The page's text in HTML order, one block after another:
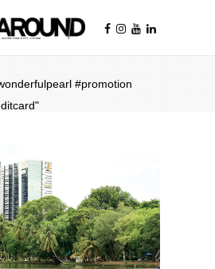
#promotion